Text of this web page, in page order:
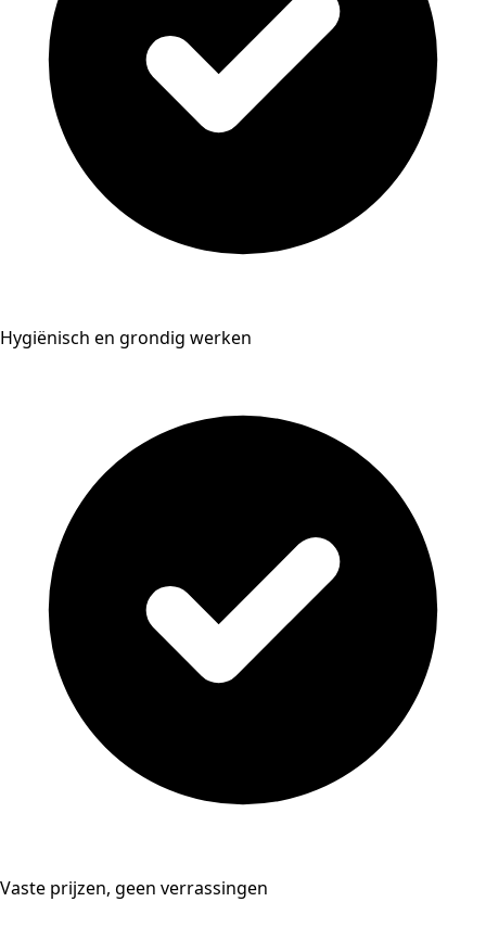
Hygiënisch en grondig werken
Vaste prijzen, geen verrassingen